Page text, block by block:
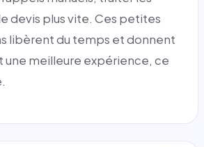
devis plus vite. Ces petites
libèrent du temps et donnent
une meilleure expérience, ce